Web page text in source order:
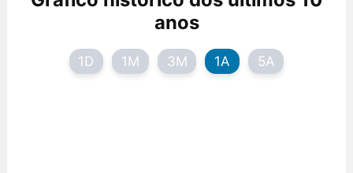
anos
1D 1M 3M 1A 5A